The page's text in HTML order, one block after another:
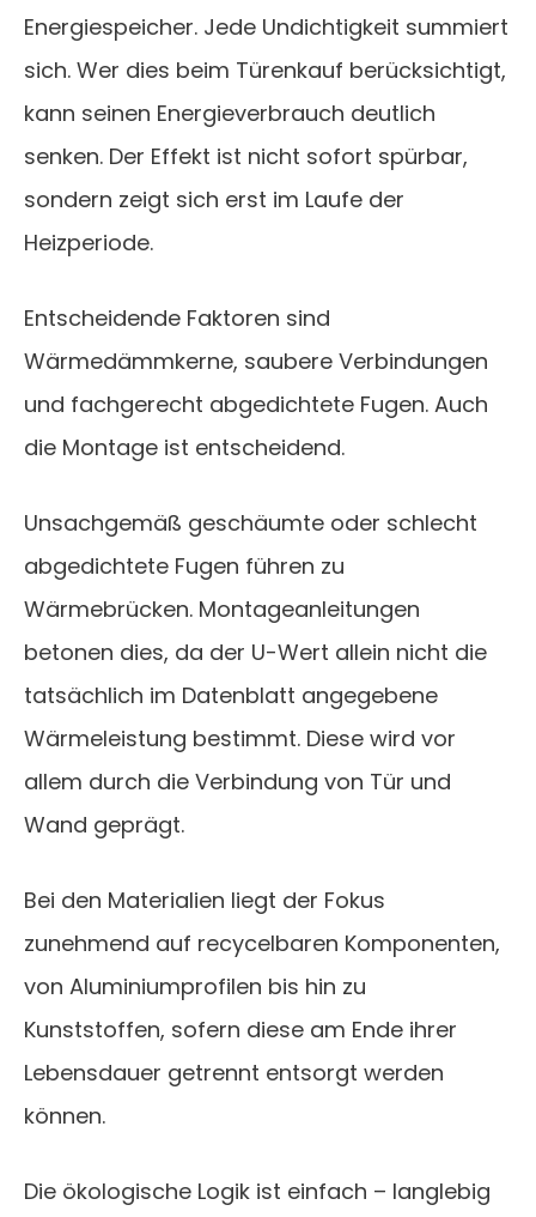
Energiespeicher. Jede Undichtigkeit summiert
sich. Wer dies beim Türenkauf berücksichtigt,
kann seinen Energieverbrauch deutlich
senken. Der Effekt ist nicht sofort spürbar,
sondern zeigt sich erst im Laufe der
Heizperiode.
Entscheidende Faktoren sind
Wärmedämmkerne, saubere Verbindungen
und fachgerecht abgedichtete Fugen. Auch
die Montage ist entscheidend.
Unsachgemäß geschäumte oder schlecht
abgedichtete Fugen führen zu
Wärmebrücken. Montageanleitungen
betonen dies, da der U-Wert allein nicht die
tatsächlich im Datenblatt angegebene
Wärmeleistung bestimmt. Diese wird vor
allem durch die Verbindung von Tür und
Wand geprägt.
Bei den Materialien liegt der Fokus
zunehmend auf recycelbaren Komponenten,
von Aluminiumprofilen bis hin zu
Kunststoffen, sofern diese am Ende ihrer
Lebensdauer getrennt entsorgt werden
können.
Die ökologische Logik ist einfach – langlebig